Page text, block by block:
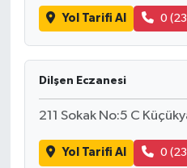
Yol Tarifi Al 0
Dilşen Eczanesi
211 Sokak No:5 C
Yol Tarifi Al 0